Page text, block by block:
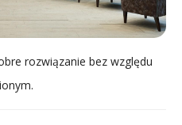
rozwiązanie bez względu